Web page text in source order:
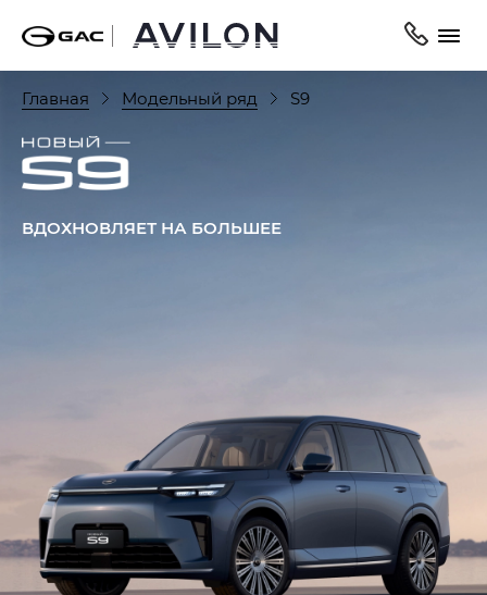
Главная Модельный ряд S9
ВДОХНОВЛЯЕТ НА БОЛЬШЕЕ